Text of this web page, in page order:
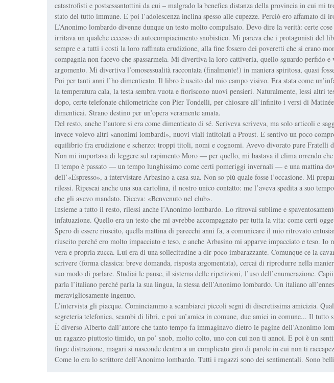
catastrofisti e postsessantottini da cui – malgrado la benefica distanza della provincia in cui mi
stato del tutto immune. E poi l’adolescenza inclina spesso alle cupezze. Perciò ero affamato di
L’Anonimo lombardo divenne dunque un testo molto compulsato. Devo dire la verità: certe
irritava un qualche eccesso di autocompiacimento snobistico. Mi pareva che i protagonisti del
sempre e a tutti i costi la loro raffinata erudizione, alla fine fossero dei poveretti che si erano
compagnia non facevo che spassarmela. Mi divertiva la loro cattiveria, quello sguardo perfido e
argomento. Mi divertiva l’omosessualità raccontata (finalmente!) in maniera spiritosa, quasi
Poi per tanti anni l’ho dimenticato. Il libro è uscito dal mio campo visivo. Era stata come
la temperatura cala, la testa sembra vuota e fioriscono nuovi pensieri. Naturalmente, lessi altri
dopo, certe telefonate chilometriche con Pier Tondelli, per chiosare all’infinito i versi di
dimenticai. Strano destino per un’opera veramente amata.
Del resto, anche l’autore si era come dimenticato di sé. Scriveva scriveva, ma solo articoli e
invece volevo altri «anonimi lombardi», nuovi viali intitolati a Proust. E sentivo un poco
equilibrio fra erudizione e scherzo: troppi titoli, nomi e cognomi. Avevo divorato pure Fratelli
Non mi importava di leggere sul rapimento Moro — per quello, mi bastava il clima orrendo che
Il tempo è passato — un tempo lunghissimo come certi pomeriggi invernali — e una mattina
dell’«Espresso», a intervistare Arbasino a casa sua. Non so più quale fosse l’occasione. Mi
rilessi. Ripescai anche una sua cartolina, il nostro unico contatto: me l’aveva spedita a suo
che gli avevo mandato. Diceva: «Benvenuto nel club».
Insieme a tutto il resto, rilessi anche l’Anonimo lombardo. Lo ritrovai sublime e
infatuazione. Quello era un testo che mi avrebbe accompagnato per tutta la vita: come certi
Spero di essere riuscito, quella mattina di parecchi anni fa, a comunicare il mio ritrovato
riuscito perché ero molto impacciato e teso, e anche Arbasino mi apparve impacciato e teso. Io
vera e propria zucca. Lui era di una sollecitudine a dir poco imbarazzante. Comunque ce la
scrivere (forma classica: breve domanda, risposta argomentata), cercai di riprodurre nella
suo modo di parlare. Studiai le pause, il sistema delle ripetizioni, l’uso dell’enumerazione.
parla l’italiano perché parla la sua lingua, la stessa dell’Anonimo lombardo. Un italiano
meravigliosamente ingenuo.
L’intervista gli piacque. Cominciammo a scambiarci piccoli segni di discretissima amicizia.
segreteria telefonica, scambi di libri, e poi un’amica in comune, due amici in comune... Il tutto
È diverso Alberto dall’autore che tanto tempo fa immaginavo dietro le pagine dell’Anonimo
un ragazzo piuttosto timido, un po’ snob, molto colto, uno con cui non ti annoi. E poi è un
finge distrazione, magari si nasconde dentro a un complicato giro di parole in cui non ti
Come lo era lo scrittore dell’Anonimo lombardo. Tutti i ragazzi sono dei sentimentali. Sono